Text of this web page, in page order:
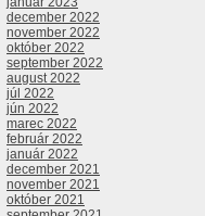
december 2022
november 2022
október 2022
september 2022
august 2022
júl 2022
jún 2022
marec 2022
február 2022
január 2022
december 2021
november 2021
október 2021